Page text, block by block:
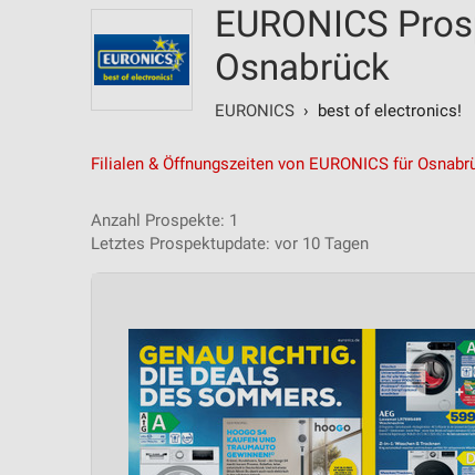
EURONICS
Osnabrück
EURONICS › best of electronics!
Filialen & Öffnungszeiten von EURONICS für
Anzahl Prospekte: 1
Letztes Prospektupdate: vor 10 Tagen